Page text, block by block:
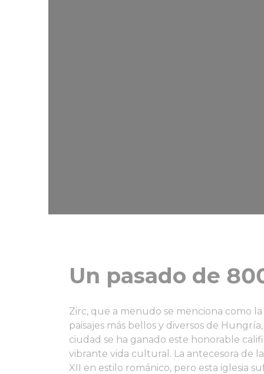
Un pasado de
Zirc, que a menudo se menciona como
paisajes más bellos y diversos de
ciudad se ha ganado este honorable
vibrante vida cultural. La antecesora de
XII en estilo románico, pero esta iglesia